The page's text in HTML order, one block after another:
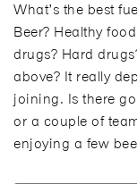
What’s the best
Beer? Healthy
drugs? Hard
above? It really
joining. Is there
or a couple of
enjoying a few